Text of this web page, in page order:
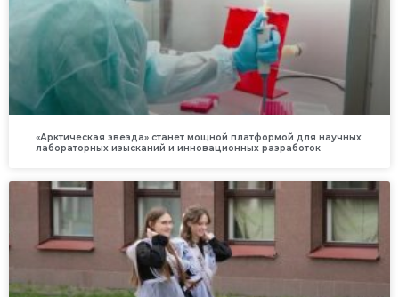
«Арктическая звезда» станет мощной платформой для научных
лабораторных изысканий и инновационных разработок